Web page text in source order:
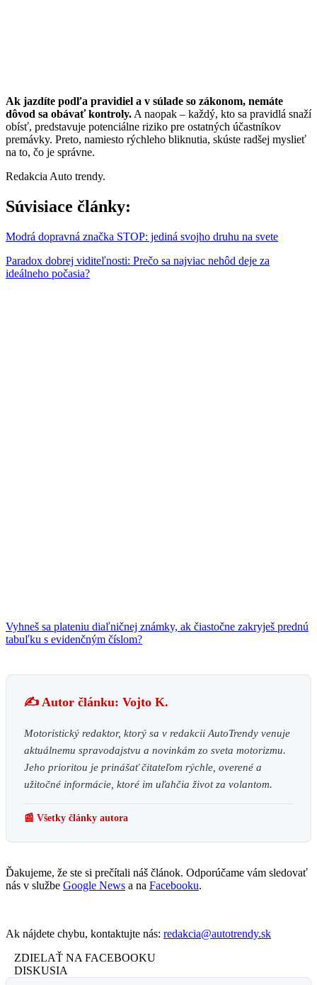
Ak jazdíte podľa pravidiel a v súlade so zákonom, nemáte
dôvod sa obávať kontroly. A naopak – každý, kto sa pravidlá snaží
obísť, predstavuje potenciálne riziko pre ostatných účastníkov
premávky. Preto, namiesto rýchleho bliknutia, skúste radšej myslieť
na to, čo je správne.
Redakcia Auto trendy.
Súvisiace články:
Modrá dopravná značka STOP: jediná svojho druhu na svete
Paradox dobrej viditeľnosti: Prečo sa najviac nehôd deje za
ideálneho počasia?
Vyhneš sa plateniu diaľničnej známky, ak čiastočne zakryješ prednú
tabuľku s evidenčným číslom?
✍️ Autor článku: Vojto K.
Motoristický redaktor, ktorý sa v redakcii AutoTrendy venuje
aktuálnemu spravodajstvu a novinkám zo sveta motorizmu.
Jeho prioritou je prinášať čitateľom rýchle, overené a
užitočné informácie, ktoré im uľahčia život za volantom.
📰 Všetky články autora
Ďakujeme, že ste si prečítali náš článok. Odporúčame vám sledovať
nás v službe Google News a na Facebooku.
Ak nájdete chybu, kontaktujte nás: redakcia@autotrendy.sk
ZDIELAŤ NA FACEBOOKU
DISKUSIA